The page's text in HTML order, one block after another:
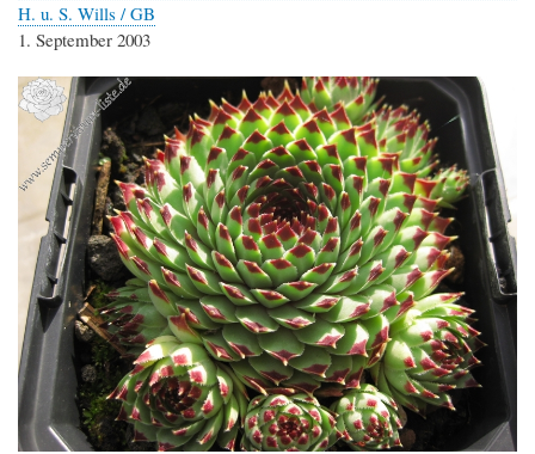
H. u. S. Wills / GB
1. September 2003